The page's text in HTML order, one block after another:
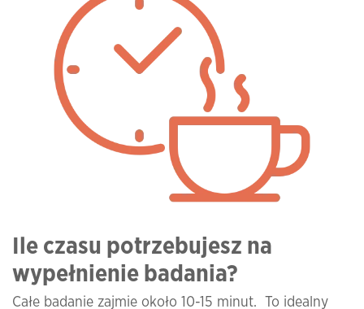
Ile czasu potrzebujesz na
wypełnienie badania?
Całe badanie zajmie około 10-15 minut. To idealny